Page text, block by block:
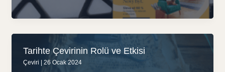
Yerelleştirilmesi:
Türk
UTKA
Tercüme
Tarihte Çevirinin Rolü ve Etkisi
Çeviri 26 Ocak 2024